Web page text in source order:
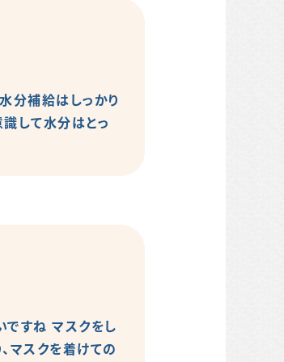
分補給はしっかり
して水分はとっ
すね マスクをし
マスクを着けての